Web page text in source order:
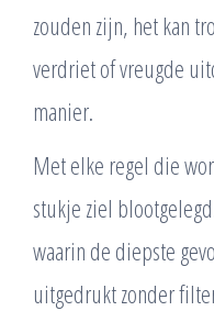
zouden zijn, het kan
verdriet of vreugde
manier.
Met elke regel die
stukje ziel
waarin de diepste
uitgedrukt zonder